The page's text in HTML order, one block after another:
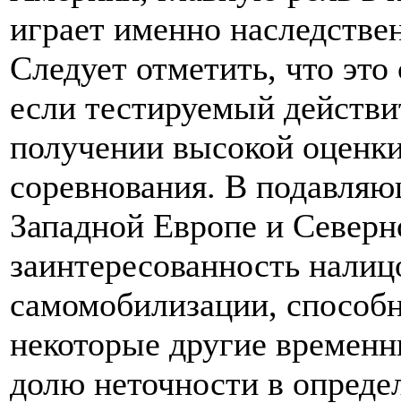
играет именно
Следует отметить, что
если тестируемый
получении высокой
соревнования. В
Западной Европе и
заинтересованность
самомобилизации,
некоторые другие
долю неточности в